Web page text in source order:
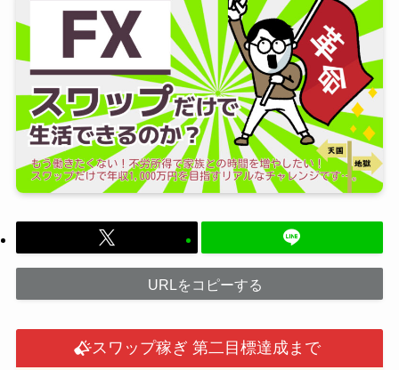
URLをコピーする
スワップ稼ぎ 第二目標達成まで